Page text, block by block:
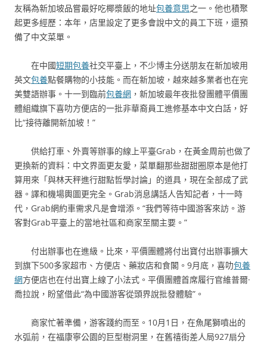
友稱為新加坡品嘗最好吃椰漿飯的地址包養意思之一。他也積聚
起更多經歷：本年，店里設定了更多會說中文的員工下班，還預
備了中文菜單。
在中國短期包養社交平臺上，不少博主分送朋友在新加坡用
英文包養點餐購物的小技能。而在新加坡，越來越多業者也在完
美雙語辦事。十一到臨前包養網 ，新加坡最年夜批發團體平價團
體組織旗下喜叻方便店的一批非華裔員工進修基本中文白話，好
比“接待離開新加坡！”
供給打車、外賣等辦事的線上平臺Grab，在黃金周前也做了
更換新的資料：中文界面更友愛，菜單翻那些甜甜圈原本是他打
算用來「與林天秤進行甜點哲學討論」的道具，現在全部成了武
器。譯和機場輿圖更完全。Grab消息講話人告知記者，十一時
代，Grab網約車需求凡是會增添。“我們等待中國游客來訪。游
客對Grab平臺上的當地社區和商家至關主要。”
付出辦事也在進級。比來，平價團體將付出寶付出辦事擴大
到旗下500多家超市、方便店、藥妝店和食閣。9月底，喜叻包養
網方便店也在付出寶上線了小法式。平價團體首席履行官維普爾·
喬拉說，盼望借此“為中國游客從頭界說批發體驗”。
商家忙著準備，游客踐約而至。10月1日，在魚尾獅噴出的
水弧前，在福康寧公園的巨型樹洞里，在舊禧街差人局927扇分